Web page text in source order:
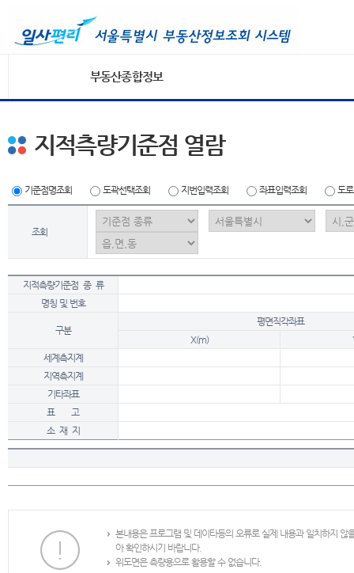
부동산종합정보
지적측량기준점 열람
기준점명조회 도곽선택조회 지번입력조회 좌표입력조회 도
조회
지적측량기준점 종 류
명칭 및 번호
구분
평면직각좌표
X(m)
세계측지계
지역측지계
기타좌표
표 고
소 재 지
본내용은 프로그램 및 데이타등의 오류로 실제 내용과 일치하지
아 확인하시기 바랍니다.
위도면은 측량용으로 활용할 수 없습니다.